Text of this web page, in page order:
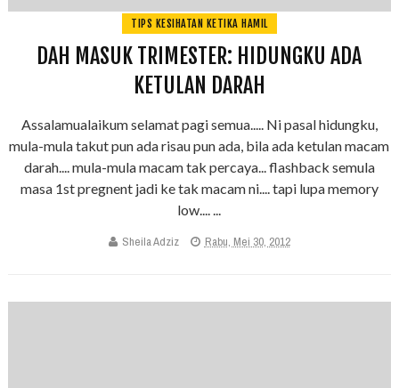
TIPS KESIHATAN KETIKA HAMIL
DAH MASUK TRIMESTER: HIDUNGKU ADA
KETULAN DARAH
Assalamualaikum selamat pagi semua..... Ni pasal hidungku,
mula-mula takut pun ada risau pun ada, bila ada ketulan macam
darah.... mula-mula macam tak percaya... flashback semula
masa 1st pregnent jadi ke tak macam ni.... tapi lupa memory
low.... ...
Sheila Adziz Rabu, Mei 30, 2012